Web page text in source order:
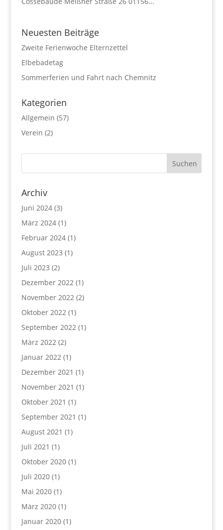
Neuesten Beiträge
Zweite Ferienwoche Elternzettel
Elbebadetag
Sommerferien und Fahrt nach Chemnitz
Kategorien
Allgemein (57)
Verein (2)
Archiv
Juni 2024(3)
März 2024(1)
Februar 2024(1)
August 2023 (1)
Juli 2023 (2)
Dezember 2022(1)
November 2022(2)
Oktober 2022(1)
September 2022(1)
März 2022(2)
Januar 2022(1)
Dezember 2021 (1)
November 2021 (1)
Oktober 2021 (1)
September 2021 (1)
August 2021 (1)
Juli 2021 (1)
Oktober 2020(1)
Juli 2020(1)
Mai 2020(1)
März 2020(1)
Januar 2020(1)